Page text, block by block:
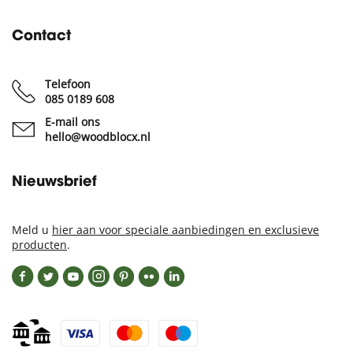
Contact
Telefoon
085 0189 608
E-mail ons
hello@woodblocx.nl
Nieuwsbrief
Meld u hier aan voor speciale aanbiedingen en exclusieve
producten.